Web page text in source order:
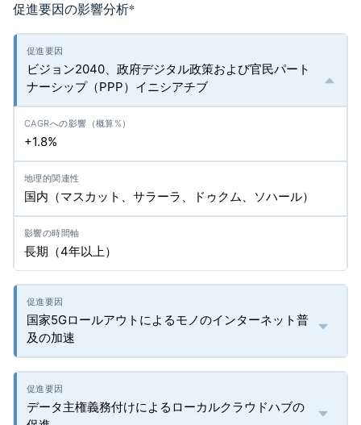
促進要因の影響分析*
ビジョン2040、政府デジタル政策および官民パート
ナーシップ（PPP）イニシアチブ
+1.8%
国内（マスカット、サラーラ、ドゥクム、ソハール）
長期（4年以上）
国家5Gロールアウトによるモノのインターネット普
及の加速
データ主権義務付けによるローカルクラウドハブの